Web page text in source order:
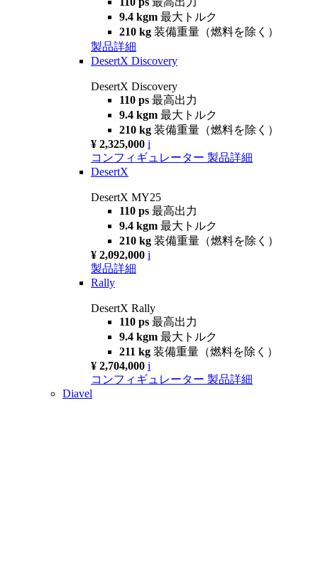
9.4 kgm 最大トルク
210 kg 装備重量（燃料を除く）
製品詳細
DesertX Discovery
DesertX Discovery
110 ps 最高出力
9.4 kgm 最大トルク
210 kg 装備重量（燃料を除く）
¥ 2,325,000 i
コンフィギュレーター 製品詳細
DesertX
DesertX MY25
110 ps 最高出力
9.4 kgm 最大トルク
210 kg 装備重量（燃料を除く）
¥ 2,092,000 i
製品詳細
Rally
DesertX Rally
110 ps 最高出力
9.4 kgm 最大トルク
211 kg 装備重量（燃料を除く）
¥ 2,704,000 i
コンフィギュレーター 製品詳細
Diavel